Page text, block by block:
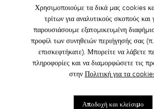
Χρησιμοποιούμε τα δικά μας cookies
τρίτων για αναλυτικούς σκοπούς και
παρουσιάσουμε εξατομικευμένη
προφίλ των συνηθειών περιήγησής σας
επισκεφτήκατε). Μπορείτε να λάβετε
πληροφορίες και να διαμορφώσετε τις
στην Πολιτική για τα
Αποδοχή και κλείσιμο